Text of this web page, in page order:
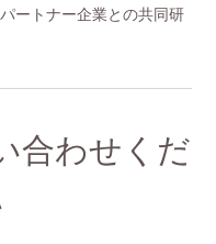
ートナー企業との共同研
合わせくだ